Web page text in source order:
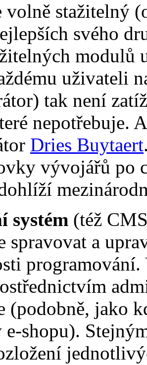
volně stažitelný
svého
modulů
uživateli
tak není
nepotřebuje.
Dries Buytaert
vývojářů po
systém (též
spravovat a
(podobně, jako
shopu).